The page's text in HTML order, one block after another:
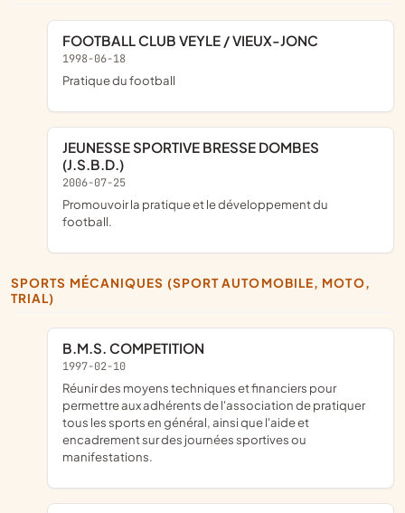
FOOTBALL CLUB VEYLE / VIEUX-JONC
1998-06-18
pratique du football
JEUNESSE SPORTIVE BRESSE DOMBES
(J.S.B.D.)
2006-07-25
promouvoir la pratique et le développement du
football.
SPORTS MÉCANIQUES (SPORT AUTOMOBILE, MOTO,
TRIAL)
B.M.S. COMPETITION
1997-02-10
réunir des moyens techniques et financiers pour
permettre aux adhérents de l'association de pratiquer
tous les sports en général, ainsi que l'aide et
encadrement sur des journées sportives ou
manifestations.